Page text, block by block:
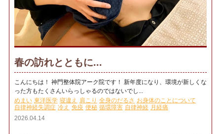
春の訪れとともに...
こんにちは！ 神門整体院アーク院です！ 新年度になり、環境が新しくな
った方もたくさんいらっしゃるのではないでし...
めまい 東洋医学 寝違え 肩こり 全身のだるさ お身体のことについて
自律神経失調症 冷え 免疫 便秘 循環障害 自律神経 月経痛
2026.04.14